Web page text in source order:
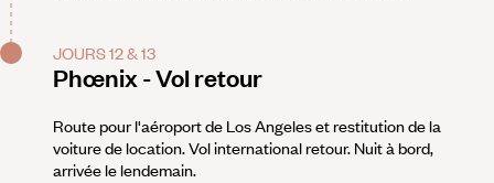
JOURS 12 & 13
Phœnix - Vol retour
Route pour l'aéroport de Los Angeles et restitution de la
voiture de location. Vol international retour. Nuit à bord,
arrivée le lendemain.